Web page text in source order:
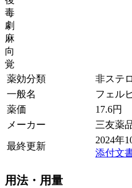
毒
劇
麻
向
覚
薬効分類
非ステ
一般名
フェル
薬価
17.6円
メーカー
三友薬
最終更新
2024年
添付文
用法・用量